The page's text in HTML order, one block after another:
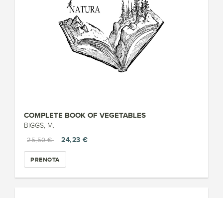
COMPLETE BOOK OF VEGETABLES
BIGGS, M.
25,50 €
24,23 €
PRENOTA